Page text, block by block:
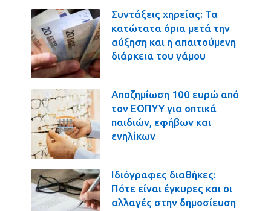
Συντάξεις χηρείας: Τα
κατώτατα όρια μετά την
αύξηση και η απαιτούμενη
διάρκεια του γάμου
Αποζημίωση 100 ευρώ από
τον ΕΟΠΥΥ για οπτικά
παιδιών, εφήβων και
ενηλίκων
Ιδιόγραφες διαθήκες:
Πότε είναι έγκυρες και οι
αλλαγές στην δημοσίευση